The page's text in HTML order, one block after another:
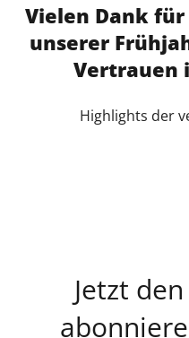
Vielen Dank
unserer
Vertrauen
Highlights der
Jetzt